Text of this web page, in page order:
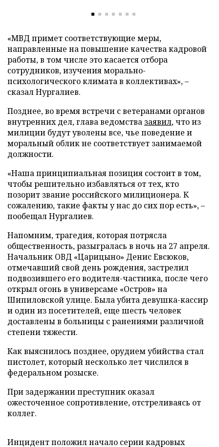
«МВД примет соответствующие меры,
направленные на повышение качества кадровой
работы, в том числе это касается отбора
сотрудников, изучения морально-
психологического климата в коллективах», –
сказал Нургалиев.
Позднее, во время встречи с ветеранами органов
внутренних дел, глава ведомства заявил, что из
милиции будут уволены все, чье поведение и
моральный облик не соответствует занимаемой
должности.
«Наша принципиальная позиция состоит в том,
чтобы решительно избавляться от тех, кто
позорит звание российского милиционера. К
сожалению, такие факты у нас до сих пор есть», –
пообещал Нургалиев.
Напомним, трагедия, которая потрясла
общественность, разыгралась в ночь на 27 апреля.
Начальник ОВД «Царицыно» Денис Евсюков,
отмечавший свой день рождения, застрелил
подвозившего его водителя-частника, после чего
открыл огонь в универсаме «Остров» на
Шипиловской улице. Была убита девушка-кассир
и один из посетителей, еще шесть человек
доставлены в больницы с ранениями различной
степени тяжести.
Как выяснилось позднее, орудием убийства стал
пистолет, который несколько лет числился в
федеральном розыске.
При задержании преступник оказал
ожесточенное сопротивление, отстреливаясь от
коллег.
Инцидент положил начало серии кадровых